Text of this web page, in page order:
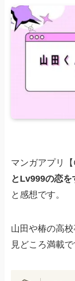
マンガアプリ
とLv999の恋を
と感想です。
山田や椿の高
見どころ満載で